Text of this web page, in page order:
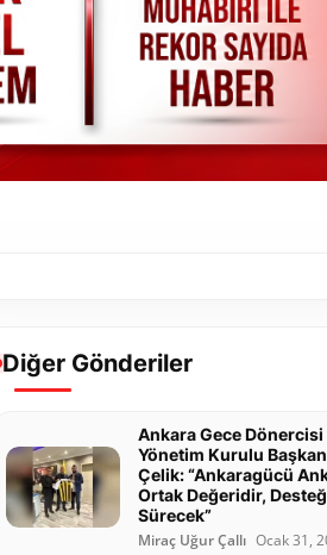
Diğer Gönderiler
Ankara Gece Dönercisi
Yönetim Kurulu
Çelik: “Ankaragücü
Ortak Değeridir,
Sürecek”
Miraç Uğur Çallı Ocak 31,